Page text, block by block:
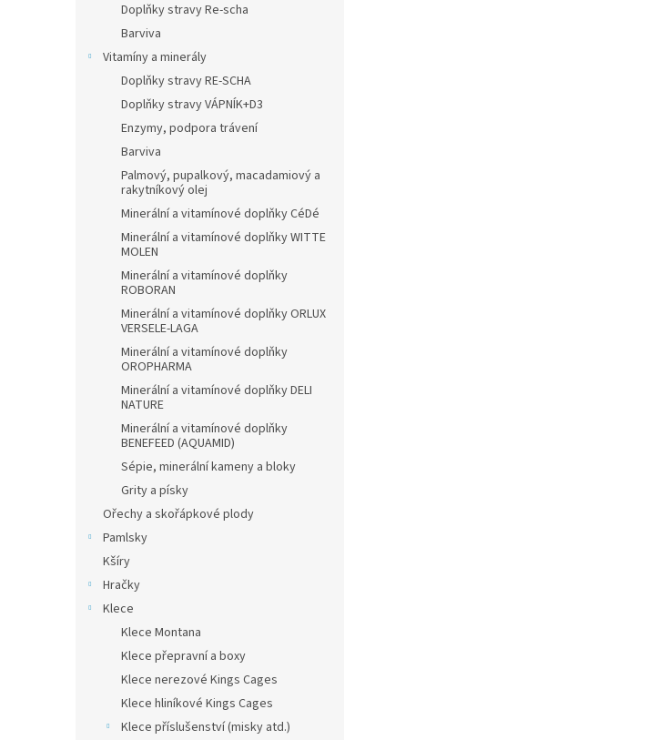
Doplňky stravy Re-scha
Barviva
Vitamíny a minerály
Doplňky stravy RE-SCHA
Doplňky stravy VÁPNÍK+D3
Enzymy, podpora trávení
Barviva
Palmový, pupalkový, macadamiový a
rakytníkový olej
Minerální a vitamínové doplňky CéDé
Minerální a vitamínové doplňky WITTE
MOLEN
Minerální a vitamínové doplňky
ROBORAN
Minerální a vitamínové doplňky ORLUX
VERSELE-LAGA
Minerální a vitamínové doplňky
OROPHARMA
Minerální a vitamínové doplňky DELI
NATURE
Minerální a vitamínové doplňky
BENEFEED (AQUAMID)
Sépie, minerální kameny a bloky
Grity a písky
Ořechy a skořápkové plody
Pamlsky
Kšíry
Hračky
Klece
Klece Montana
Klece přepravní a boxy
Klece nerezové Kings Cages
Klece hliníkové Kings Cages
Klece příslušenství (misky atd.)